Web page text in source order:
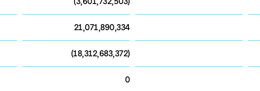
21,071,890,334
(18,312,683,372)
0